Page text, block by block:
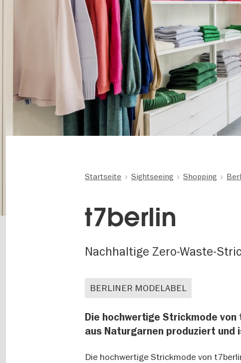
Startseite Sightseeing Shopping
t7berlin
Nachhaltige Zero-Waste-
BERLINER MODELABEL
Die hochwertige Strickmode von
aus Naturgarnen produziert
Die hochwertige Strickmode von